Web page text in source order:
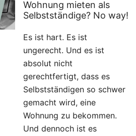
Wohnung mieten als
Selbstständige? No way!
Es ist hart. Es ist
ungerecht. Und es ist
absolut nicht
gerechtfertigt, dass es
Selbstständigen so schwer
gemacht wird, eine
Wohnung zu bekommen.
Und dennoch ist es